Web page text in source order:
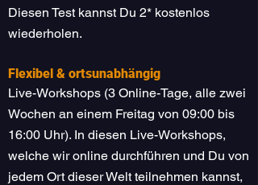
Diesen Test kannst Du 2* kostenlos
wiederholen.
Flexibel & ortsunabhängig
Live-Workshops (3 Online-Tage, alle zwei
Wochen an einem Freitag von 09:00 bis
16:00 Uhr). In diesen Live-Workshops,
welche wir online durchführen und Du von
jedem Ort dieser Welt teilnehmen kannst,